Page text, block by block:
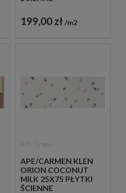
199,00 zł m2
APE/CARMEN KLEN
ORION COCONUT
MILK 25X75 PŁYTKI
ŚCIENNE